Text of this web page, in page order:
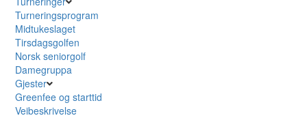
Turneringsprogram
Midtukeslaget
Tirsdagsgolfen
Norsk seniorgolf
Damegruppa
Gjester
Greenfee og starttid
Veibeskrivelse